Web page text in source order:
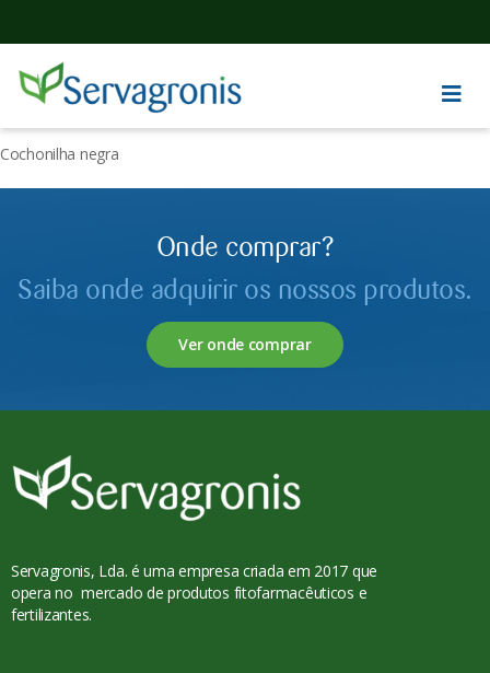
Cochonilha negra
Onde comprar?
Saiba onde adquirir os nossos produtos.
Ver onde comprar
Servagronis, Lda. é uma empresa criada em 2017 que
opera no mercado de produtos fitofarmacêuticos e
fertilizantes.